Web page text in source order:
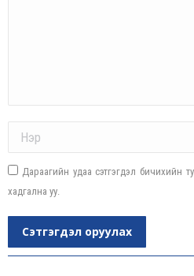
Дараагийн удаа сэтгэгдэл бичихийн
хадгална уу.
Сэтгэгдэл оруулах